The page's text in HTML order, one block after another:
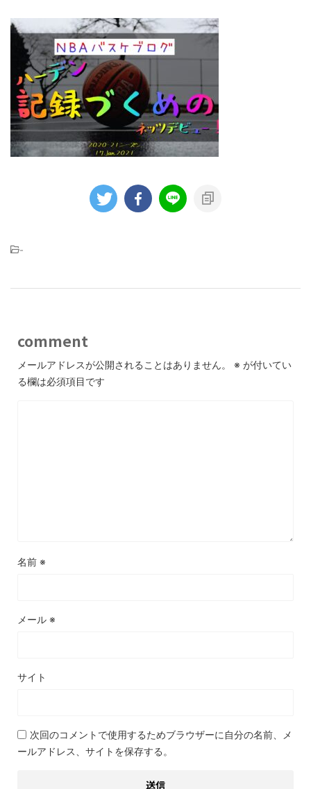
-
comment
メールアドレスが公開されることはありません。 ※ が付いてい
る欄は必須項目です
名前 ※
メール ※
サイト
次回のコメントで使用するためブラウザーに自分の名前、メ
ールアドレス、サイトを保存する。